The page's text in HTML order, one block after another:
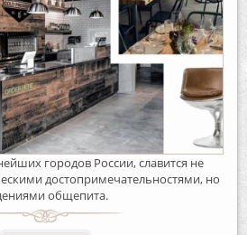
городов России, славится не
достопримечательностями, но
общепита.